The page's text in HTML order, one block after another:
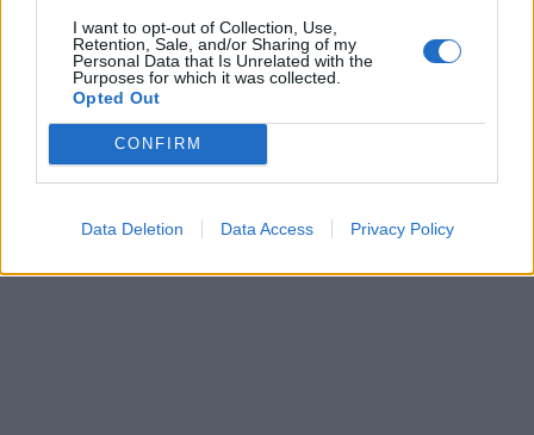
I want to opt-out of Collection, Use,
Retention, Sale, and/or Sharing of my
Personal Data that Is Unrelated with the
Purposes for which it was collected.
Opted Out
CONFIRM
Data Deletion Data Access Privacy Policy
Δυτική Αττική
06/08/2026 - 15:17 ΠΟΛΙΤΙΚΗ
Συνάλλαγμα: Το ευρώ υποχωρεί κατά 0,11%, στα
1,1541 δολάρια